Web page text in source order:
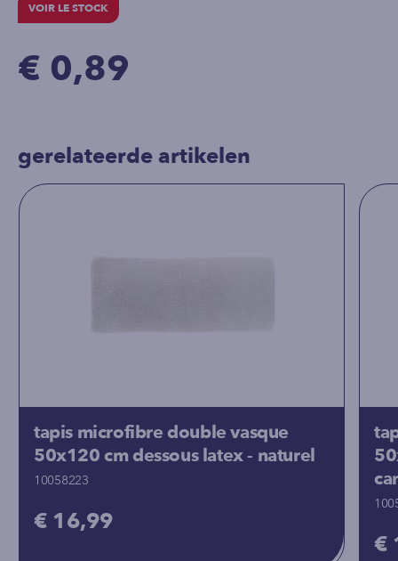
VOIR LE STOCK
€ 0,89
gerelateerde artikelen
tapis microfibre double vasque
50x120 cm dessous latex - naturel
10058223
€ 16,99
€